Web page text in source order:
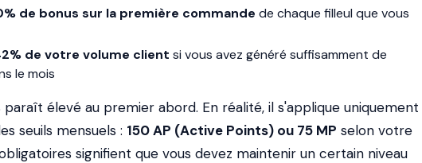
de bonus sur la première commande de chaque filleul que vous
de votre volume client si vous avez généré suffisamment de
le mois
élevé au premier abord. En réalité, il s'applique uniquement
seuils mensuels : 150 AP (Active Points) ou 75 MP selon votre
signifient que vous devez maintenir un certain niveau